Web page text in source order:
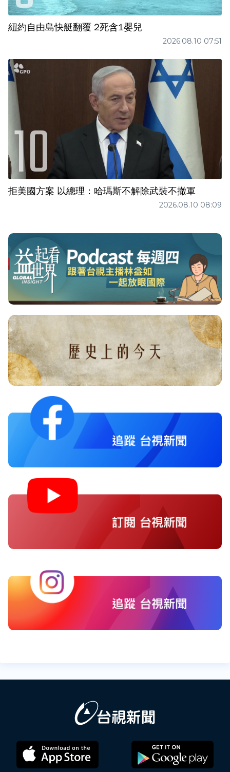
紐約自由島快艇翻覆 2死含1嬰兒
2026.08.10 07:51
拒美國方案 以總理：哈瑪斯不解除武裝不撤軍
2026.08.10 08:09